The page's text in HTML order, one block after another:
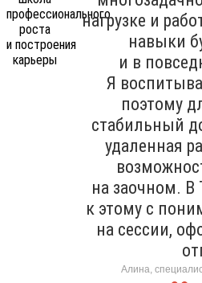
нагрузке и
навыки
и в
Я
поэтому
стабильный
удаленная
на заочном. В
к этому с
на сессии,
Алина,